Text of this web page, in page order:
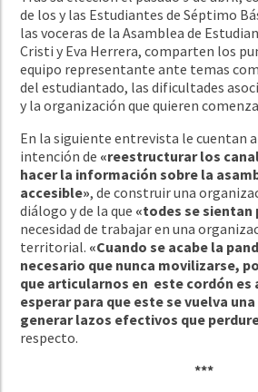
de los y las Estudiantes de Séptimo
las voceras de la Asamblea de
Cristi y Eva Herrera, comparten los
equipo representante ante temas
del estudiantado, las dificultades
y la organización que quieren
En la siguiente entrevista le cuentan
intención de «reestructurar los
hacer la información sobre la
accesible», de construir una
diálogo y de la que «todes se sientan
necesidad de trabajar en una
territorial. «Cuando se acabe la
necesario que nunca movilizarse,
que articularnos en este cordón es
esperar para que este se vuelva
generar lazos efectivos que
respecto.
***